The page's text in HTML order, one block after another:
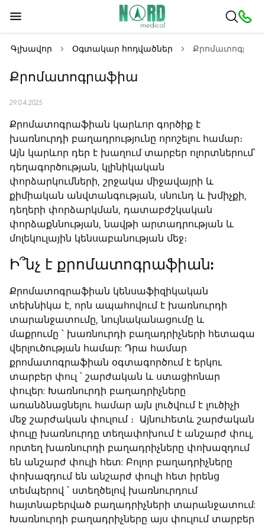
Գլխավոր Օգտակար հոդվածներ
Քրոմատոգրաֆիա
29.04.2025
Քրոմատոգրաֆիան կարևոր գործիք է
խառնուրդի բաղադրությունը որոշելու համար։
Այն կարևոր դեր է խաղում տարբեր ոլորտներում՝
դեղագործության, կլինիկական
փորձարկումների, շրջակա միջավայրի և
քիմիական անվտանգության, սնունդ և խմիչքի,
դեղերի փորձարկման, դատաբժշկական
փորձաքննության, նավթի արտադրության և
մոլեկուլային կենսաբանության մեջ։
Ի՞նչ է քրոմատոգրաֆիան:
Քրոմատոգրաֆիան կենսաֆիզիկական
տեխնիկա է, որն ապահովում է խառնուրդի
տարանջատումը, նույնականացումը և
մաքրումը ՝ խառնուրդի բաղադրիչների հետագա
վերլուծության համար: Դրա համար
քրոմատոգրաֆիան օգտագործում է երկու
տարբեր փուլ ՝ շարժական և ստացիոնար
փուլեր: Խառնուրդի բաղադրիչները
առանձնացնելու համար այն լուծվում է լուծիչի
մեջ շարժական փուլում ։ Այնուհետև շարժական
փուլը խառնուրդը տեղափոխում է անշարժ փուլ,
որտեղ խառնուրդի բաղադրիչները փոխազդում
են անշարժ փուլի հետ: Բոլոր բաղադրիչները
փոխազդում են անշարժ փուլի հետ իրենց
տեմպերով ՝ ստեղծելով խառնուրդում
հայտնաբերված բաղադրիչների տարանջատում:
Խառնուրդի բաղադրիչները այս փուլում տարբեր